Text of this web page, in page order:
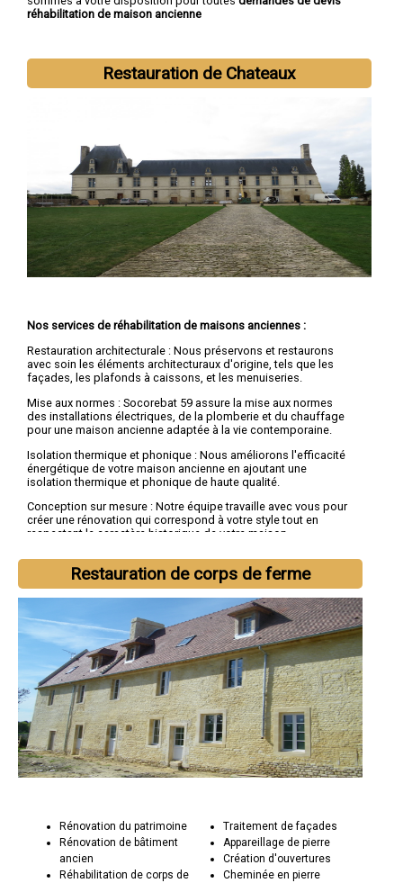
réhabilitation de maison ancienne
Restauration de Chateaux
Nos services de réhabilitation de maisons anciennes :
Restauration architecturale : Nous préservons et restaurons
avec soin les éléments architecturaux d'origine, tels que les
façades, les plafonds à caissons, et les menuiseries.
Mise aux normes : Socorebat 59 assure la mise aux normes
des installations électriques, de la plomberie et du chauffage
pour une maison ancienne adaptée à la vie contemporaine.
Isolation thermique et phonique : Nous améliorons l'efficacité
énergétique de votre maison ancienne en ajoutant une
isolation thermique et phonique de haute qualité.
Conception sur mesure : Notre équipe travaille avec vous pour
créer une rénovation qui correspond à votre style tout en
respectant le caractère historique de votre maison.
Pourquoi choisir Socorebat 59 pour la réhabilitation de votre
maison ancienne :
Expertise locale : Nous connaissons bien le patrimoine
architectural de la région du Nord et nous nous engageons à le
préserver.
Respect de l'histoire : Socorebat 59 est dédiée à la
préservation de l'histoire et de l'âme de chaque maison
ancienne que nous rénovons.
Qualité supérieure : Nos rénovations sont réalisées avec une
attention méticuleuse aux détails et aux matériaux de haute
qualité.
Restauration de corps de ferme
Rénovation du patrimoine
Rénovation de bâtiment
ancien
Réhabilitation de corps de
Traitement de façades
Appareillage de pierre
Création d'ouvertures
Cheminée en pierre